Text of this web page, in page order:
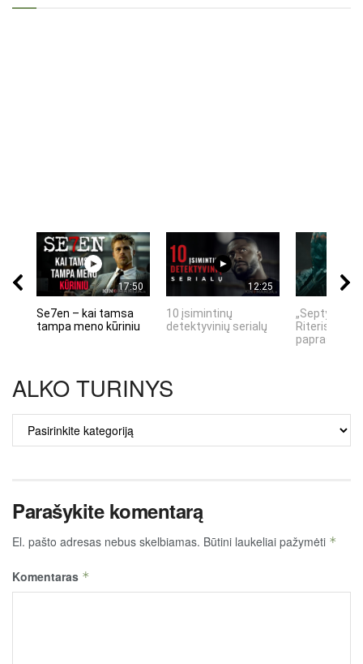
17:50
Se7en – kai tamsa
tampa meno kūriniu
12:25
10 įsimintinų
detektyvinių serialų
„Septynių
Riteris" – kai
ALKO TURINYS
TURINYS
Parašykite komentarą
El. pašto adresas nebus skelbiamas. Būtini laukeliai pažymėti *
Komentaras *